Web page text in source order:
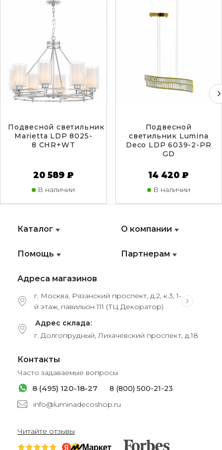
Подвесной светильник Lumina Deco
Marietta LDP 8025-
8 CHR+WT
20 589 ₽
В наличии
Подвесной
светильник Lumina
Deco LDP 6039-2-PR
GD
14 420 ₽
В наличии
Каталог
Помощь
О компании
Партнерам
Адреса магазинов
г. Москва, Рязанский проспект, д.2, к.3, 1-
й этаж, павильон 111 (ТЦ Декоратор)
Адрес склада:
г. Долгопрудный, Лихачевский проспект, д.18
Контакты
Часто задаваемые вопросы
8 (495) 120-18-27
8 (800) 500-21-23
info@luminadecoshop.ru
Читайте отзывы